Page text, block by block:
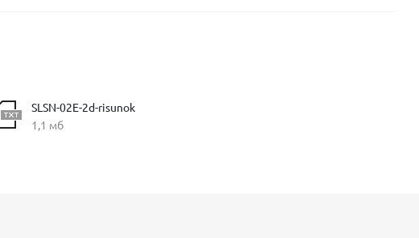
SLSN-02E-2d-risunok
1,1 мб